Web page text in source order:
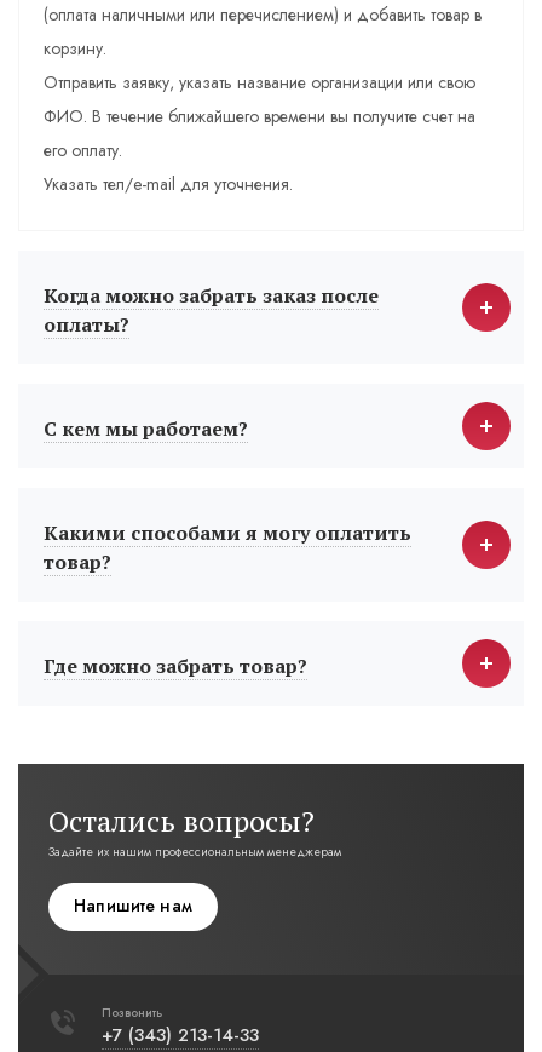
(оплата наличными или перечислением) и добавить товар в
корзину.
Отправить заявку, указать название организации или свою
ФИО. В течение ближайшего времени вы получите счет на
его оплату.
Указать тел/e-mail для уточнения.
Когда можно забрать заказ после
оплаты?
С кем мы работаем?
Какими способами я могу оплатить
товар?
Где можно забрать товар?
Остались вопросы?
Задайте их нашим профессиональным менеджерам
Напишите нам
Позвонить
+7 (343) 213-14-33